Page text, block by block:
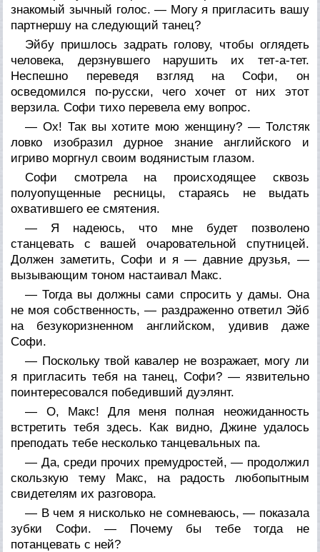
знакомый зычный голос. — Могу я пригласить вашу
партнершу на следующий танец?
Эйбу пришлось задрать голову, чтобы оглядеть
человека, дерзнувшего нарушить их тет-а-тет.
Неспешно переведя взгляд на Софи, он
осведомился по-русски, чего хочет от них этот
верзила. Софи тихо перевела ему вопрос.
— Ох! Так вы хотите мою женщину? — Толстяк
ловко изобразил дурное знание английского и
игриво моргнул своим водянистым глазом.
Софи смотрела на происходящее сквозь
полуопущенные ресницы, стараясь не выдать
охватившего ее смятения.
— Я надеюсь, что мне будет позволено
станцевать с вашей очаровательной спутницей.
Должен заметить, Софи и я — давние друзья, —
вызывающим тоном настаивал Макс.
— Тогда вы должны сами спросить у дамы. Она
не моя собственность, — раздраженно ответил Эйб
на безукоризненном английском, удивив даже
Софи.
— Поскольку твой кавалер не возражает, могу ли
я пригласить тебя на танец, Софи? — язвительно
поинтересовался победивший дуэлянт.
— О, Макс! Для меня полная неожиданность
встретить тебя здесь. Как видно, Джине удалось
преподать тебе несколько танцевальных па.
— Да, среди прочих премудростей, — продолжил
скользкую тему Макс, на радость любопытным
свидетелям их разговора.
— В чем я нисколько не сомневаюсь, — показала
зубки Софи. — Почему бы тебе тогда не
потанцевать с ней?